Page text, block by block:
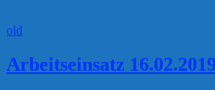
old
Arbeitseinsatz